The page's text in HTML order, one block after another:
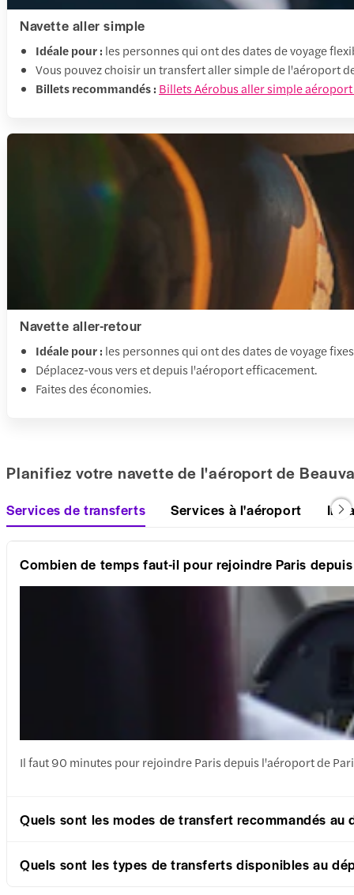
Navette aller simple
Idéale pour : les personnes qui ont des dates de voyage
Vous pouvez choisir un transfert aller simple de l'aéroport
Billets recommandés : Billets Aérobus aller simple
Navette aller-retour
Idéale pour : les personnes qui ont des dates de voyage
Déplacez-vous vers et depuis l'aéroport efficacement.
Faites des économies.
Planifiez votre navette de l'aéroport de
Services de transferts Services à l'aéroport
Combien de temps faut-il pour rejoindre Paris
Il faut 90 minutes pour rejoindre Paris depuis l'aéroport de
Quels sont les modes de transfert recommandés
Quels sont les types de transferts disponibles au